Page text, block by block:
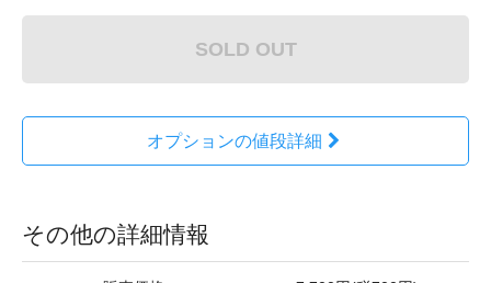
SOLD OUT
オプションの値段詳細
その他の詳細情報